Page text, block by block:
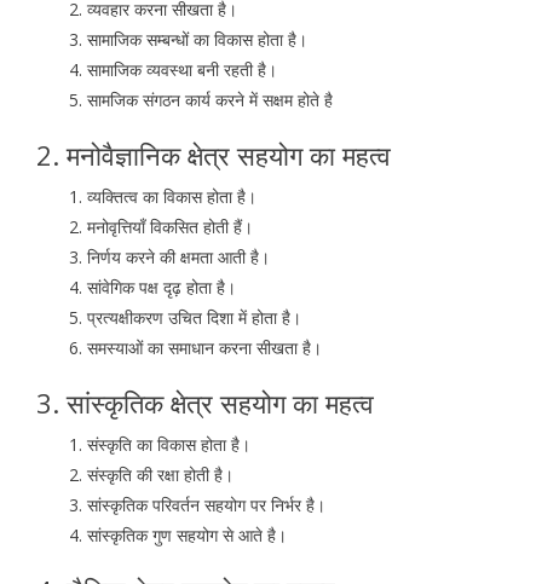
व्यवहार करना सीखता है।
सामाजिक सम्बन्धों का विकास होता है।
सामाजिक व्यवस्था बनी रहती है।
सामजिक संगठन कार्य करने में सक्षम होते है
2. मनोवैज्ञानिक क्षेत्र सहयोग का महत्व
व्यक्तित्व का विकास होता है।
मनोवृत्तियाँ विकसित होती हैं।
निर्णय करने की क्षमता आती है।
सांवेगिक पक्ष दृढ़ होता है।
प्रत्यक्षीकरण उचित दिशा में होता है।
समस्याओं का समाधान करना सीखता है।
3. सांस्कृतिक क्षेत्र सहयोग का महत्व
संस्कृति का विकास होता है।
संस्कृति की रक्षा होती है।
सांस्कृतिक परिवर्तन सहयोग पर निर्भर है।
सांस्कृतिक गुण सहयोग से आते है।